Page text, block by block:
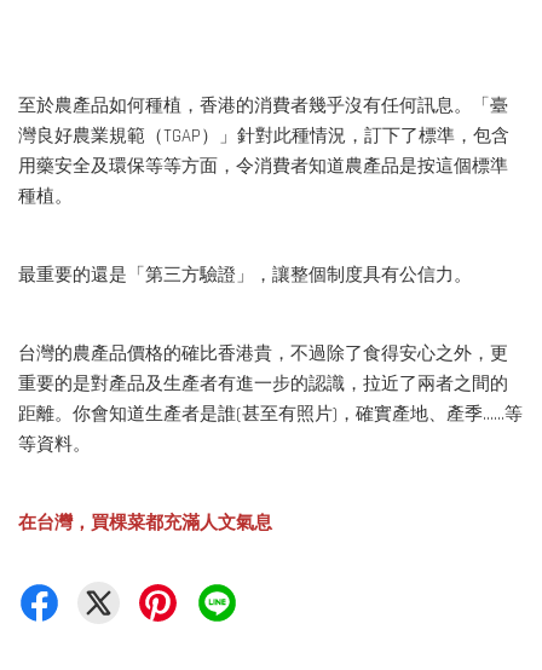
至於農產品如何種植，香港的消費者幾乎沒有任何訊息。「臺
灣良好農業規範（TGAP）」針對此種情況，訂下了標準，包含
用藥安全及環保等等方面，令消費者知道農產品是按這個標準
種植。
最重要的還是「第三方驗證」，讓整個制度具有公信力。
台灣的農產品價格的確比香港貴，不過除了食得安心之外，更
重要的是對產品及生產者有進一步的認識，拉近了兩者之間的
距離。你會知道生產者是誰(甚至有照片)，確實產地、產季……等
等資料。
在台灣，買棵菜都充滿人文氣息